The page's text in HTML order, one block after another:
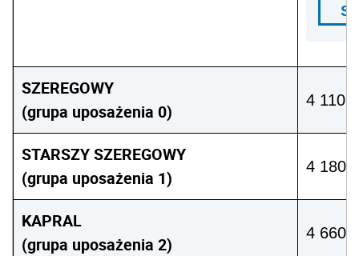
SZEREGOWY
(grupa uposażenia 0)
4 110
STARSZY SZEREGOWY
(grupa uposażenia 1)
4 180
KAPRAL
(grupa uposażenia 2)
4 660